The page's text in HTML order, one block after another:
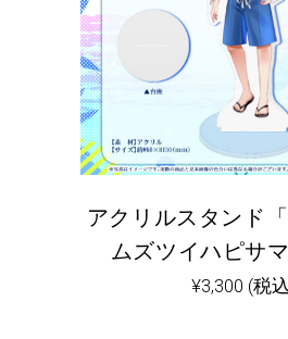
アクリルスタンド
ムズツイハピサマ
¥3,300 (税